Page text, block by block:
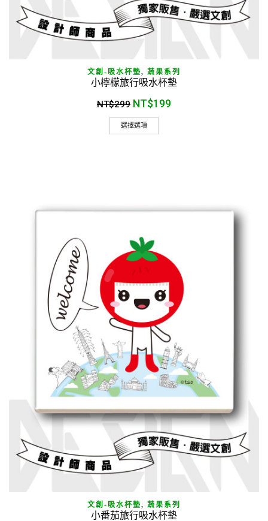
文創-吸水杯墊, 蔬果系列
小檸檬旅行吸水杯墊
NT$299 NT$199
選擇選項
文創-吸水杯墊, 蔬果系列
小番茄旅行吸水杯墊